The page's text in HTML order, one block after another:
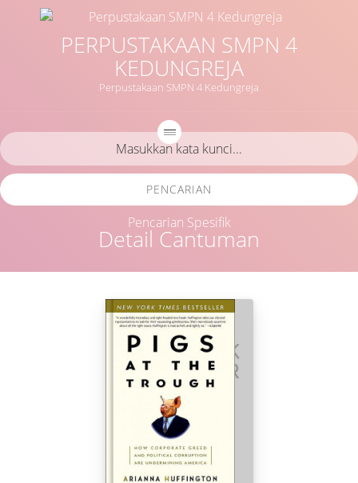
PERPUSTAKAAN SMPN 4
KEDUNGREJA
Perpustakaan SMPN 4 Kedungreja
Detail Cantuman
PENCARIAN
Pencarian Spesifik